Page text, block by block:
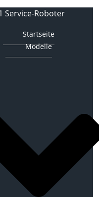
Service-Roboter
Startseite
Modelle